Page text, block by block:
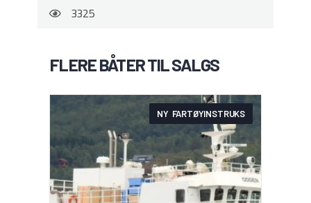
3325
FLERE BÅTER TIL SALGS
NY FARTØYINSTRUKS